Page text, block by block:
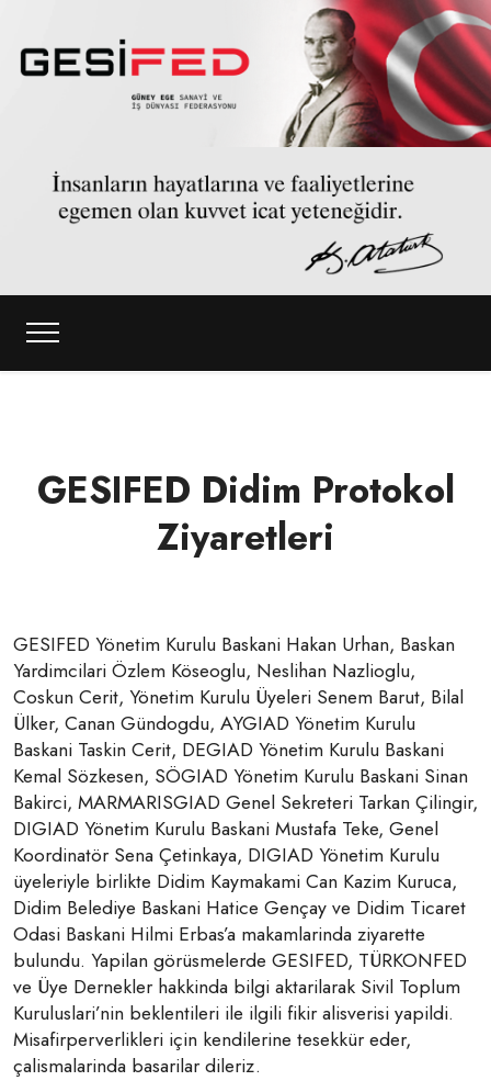
GESIFED Didim Protokol
Ziyaretleri
GESIFED Yönetim Kurulu Baskani Hakan Urhan, Baskan
Yardimcilari Özlem Köseoglu, Neslihan Nazlioglu,
Coskun Cerit, Yönetim Kurulu Üyeleri Senem Barut, Bilal
Ülker, Canan Gündogdu, AYGIAD Yönetim Kurulu
Baskani Taskin Cerit, DEGIAD Yönetim Kurulu Baskani
Kemal Sözkesen, SÖGIAD Yönetim Kurulu Baskani Sinan
Bakirci, MARMARISGIAD Genel Sekreteri Tarkan Çilingir,
DIGIAD Yönetim Kurulu Baskani Mustafa Teke, Genel
Koordinatör Sena Çetinkaya, DIGIAD Yönetim Kurulu
üyeleriyle birlikte Didim Kaymakami Can Kazim Kuruca,
Didim Belediye Baskani Hatice Gençay ve Didim Ticaret
Odasi Baskani Hilmi Erbas’a makamlarinda ziyarette
bulundu. Yapilan görüsmelerde GESIFED, TÜRKONFED
ve Üye Dernekler hakkinda bilgi aktarilarak Sivil Toplum
Kuruluslari’nin beklentileri ile ilgili fikir alisverisi yapildi.
Misafirperverlikleri için kendilerine tesekkür eder,
çalismalarinda basarilar dileriz.